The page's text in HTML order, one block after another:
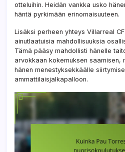
otteluihin. Heidän vankka usko
häntä pyrkimään erinomaisuuteen.
Lisäksi perheen yhteys Villarreal
ainutlaatuisia mahdollisuuksia
Tämä pääsy mahdollisti hänelle
arvokkaan kokemuksen saamisen,
hänen menestyksekkäälle
ammattilaisjalkapalloon.